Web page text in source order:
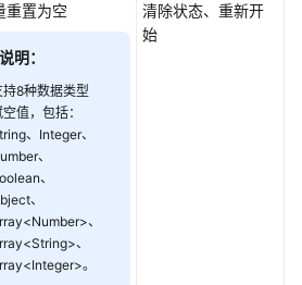
重置为空
说明：
持8种数据类型
空值，包括：
、Integer、
、
、
、
、
、
。
清除状态、重新开
始